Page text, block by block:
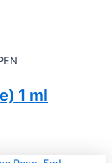
1 ml